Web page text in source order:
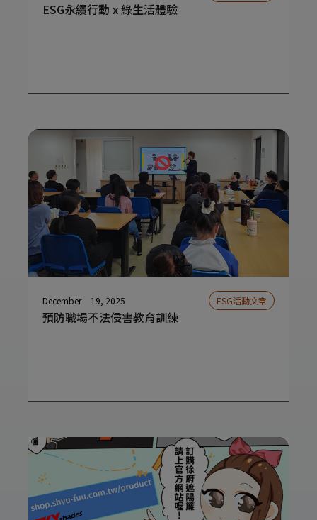
ESG永續行動 x 綠生活體驗
December 19, 2025 ESG活動文章
預防職場不法侵害教育訓練